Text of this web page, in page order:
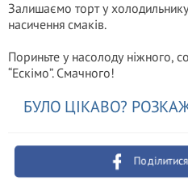
Залишаємо торт у
насичення смаків.
Пориньте у насолоду ніжного,
“Ескімо”. Смачного!
БУЛО ЦІКАВО?